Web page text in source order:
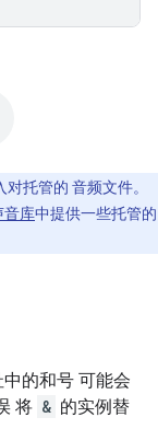
托管的 音频文件。
音库中提供一些托管的
的和号 可能会
将 & 的实例替